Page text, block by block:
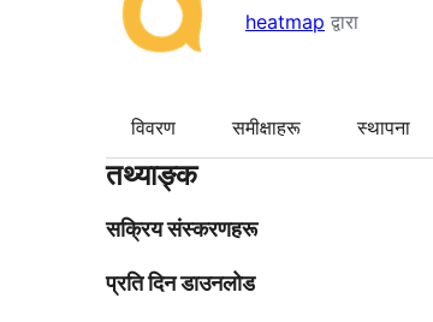
heatmap द्वारा
विवरण समीक्षाहरू स्थापना
तथ्याङ्क
सक्रिय संस्करणहरू
प्रति दिन डाउनलोड